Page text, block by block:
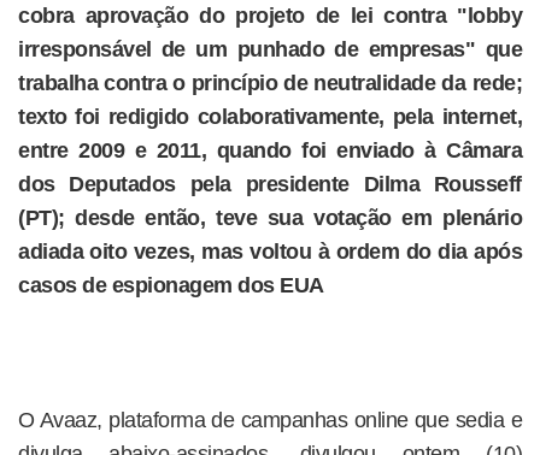
cobra aprovação do projeto de lei contra "lobby
irresponsável de um punhado de empresas" que
trabalha contra o princípio de neutralidade da rede;
texto foi redigido colaborativamente, pela internet,
entre 2009 e 2011, quando foi enviado à Câmara
dos Deputados pela presidente Dilma Rousseff
(PT); desde então, teve sua votação em plenário
adiada oito vezes, mas voltou à ordem do dia após
casos de espionagem dos EUA
O Avaaz, plataforma de campanhas online que sedia e